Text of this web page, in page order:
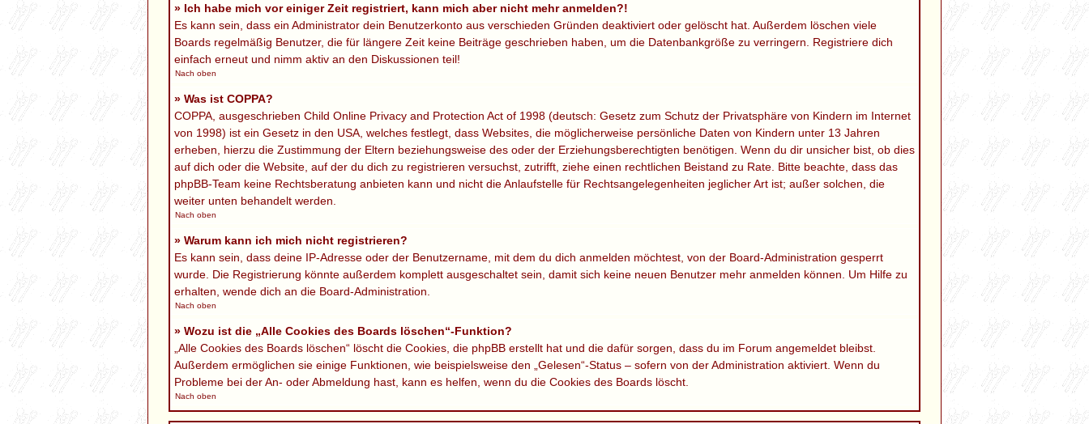
» Ich habe mich vor einiger Zeit registriert, kann mich aber nicht mehr anmelden?!
Es kann sein, dass ein Administrator dein Benutzerkonto aus verschieden Gründen deaktiviert oder gelöscht hat. Außerdem löschen viele
Boards regelmäßig Benutzer, die für längere Zeit keine Beiträge geschrieben haben, um die Datenbankgröße zu verringern. Registriere dich
einfach erneut und nimm aktiv an den Diskussionen teil!
Nach oben
» Was ist COPPA?
COPPA, ausgeschrieben Child Online Privacy and Protection Act of 1998 (deutsch: Gesetz zum Schutz der Privatsphäre von Kindern im Internet
von 1998) ist ein Gesetz in den USA, welches festlegt, dass Websites, die möglicherweise persönliche Daten von Kindern unter 13 Jahren
erheben, hierzu die Zustimmung der Eltern beziehungsweise des oder der Erziehungsberechtigten benötigen. Wenn du dir unsicher bist, ob dies
auf dich oder die Website, auf der du dich zu registrieren versuchst, zutrifft, ziehe einen rechtlichen Beistand zu Rate. Bitte beachte, dass das
phpBB-Team keine Rechtsberatung anbieten kann und nicht die Anlaufstelle für Rechtsangelegenheiten jeglicher Art ist; außer solchen, die
weiter unten behandelt werden.
Nach oben
» Warum kann ich mich nicht registrieren?
Es kann sein, dass deine IP-Adresse oder der Benutzername, mit dem du dich anmelden möchtest, von der Board-Administration gesperrt
wurde. Die Registrierung könnte außerdem komplett ausgeschaltet sein, damit sich keine neuen Benutzer mehr anmelden können. Um Hilfe zu
erhalten, wende dich an die Board-Administration.
Nach oben
» Wozu ist die „Alle Cookies des Boards löschen“-Funktion?
„Alle Cookies des Boards löschen“ löscht die Cookies, die phpBB erstellt hat und die dafür sorgen, dass du im Forum angemeldet bleibst.
Außerdem ermöglichen sie einige Funktionen, wie beispielsweise den „Gelesen“-Status – sofern von der Administration aktiviert. Wenn du
Probleme bei der An- oder Abmeldung hast, kann es helfen, wenn du die Cookies des Boards löscht.
Nach oben